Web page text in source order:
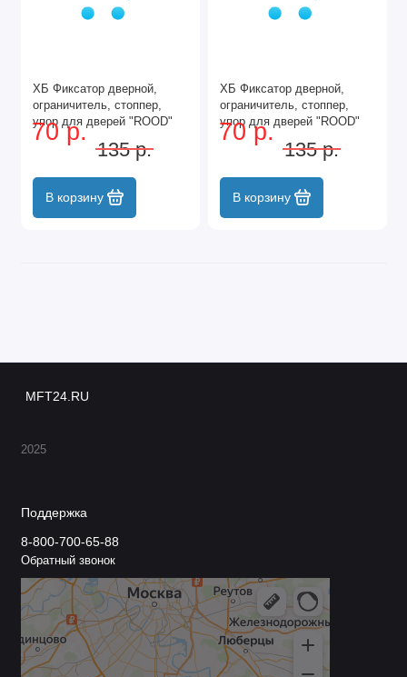
ХБ Фиксатор дверной,
ограничитель, стоппер,
упор для дверей "ROOD"
Цвет: SN - Матовый никель
70 р.
135 р.
В корзину
ХБ Фиксатор дверной,
ограничитель, стоппер,
упор для дверей "ROOD"
Цвет:DC - Матовый хром
70 р.
135 р.
В корзину
MFT24.RU
2025
Поддержка
8-800-700-65-88
Обратный звонок